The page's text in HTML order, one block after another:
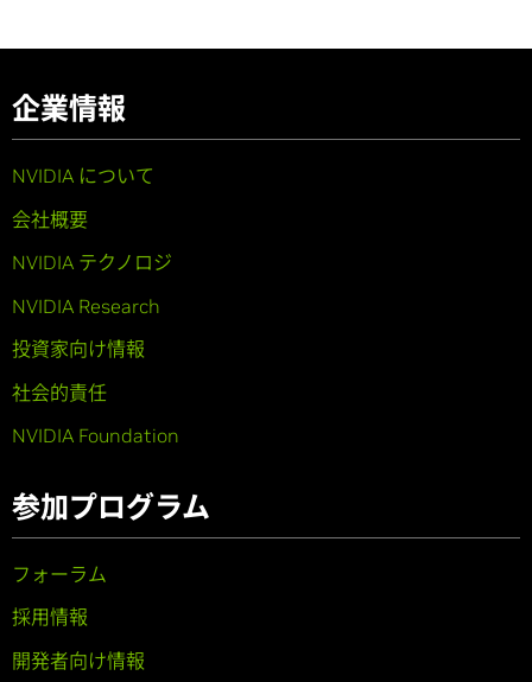
企業情報
NVIDIA について
会社概要
NVIDIA テクノロジ
NVIDIA Research
投資家向け情報
社会的責任
NVIDIA Foundation
参加プログラム
フォーラム
採用情報
開発者向け情報